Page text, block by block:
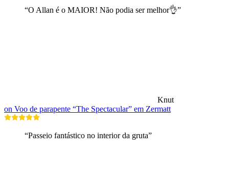
“O Allan é o MAIOR! Não podia ser melhor👌”
Knut
on Voo de parapente “The Spectacular” em Zermatt
“Passeio fantástico no interior da gruta”